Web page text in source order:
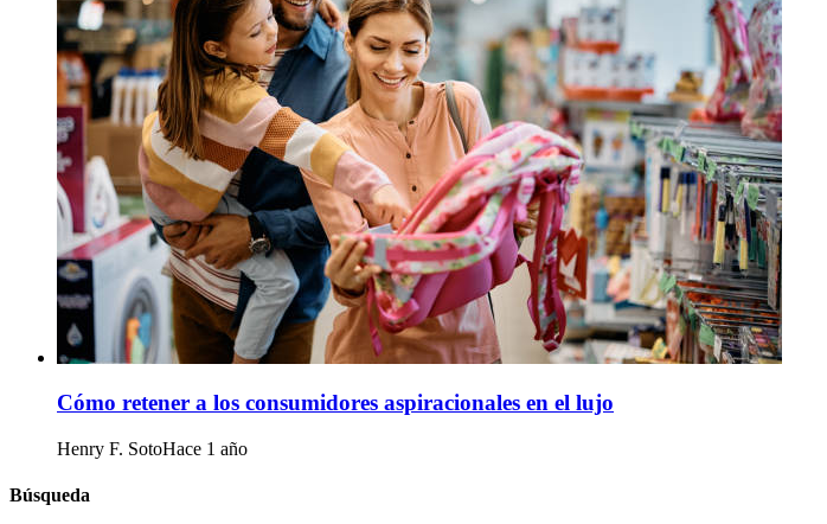
Cómo retener a los consumidores aspiracionales en el lujo
Henry F. SotoHace 1 año
Búsqueda